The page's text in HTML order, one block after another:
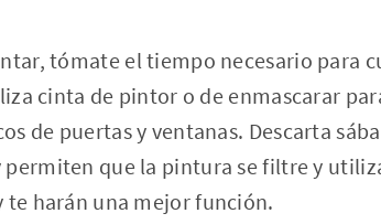
tómate el tiempo necesario para
cinta de pintor o de enmascarar
de puertas y ventanas. Descarta
permiten que la pintura se filtre y
te harán una mejor función.